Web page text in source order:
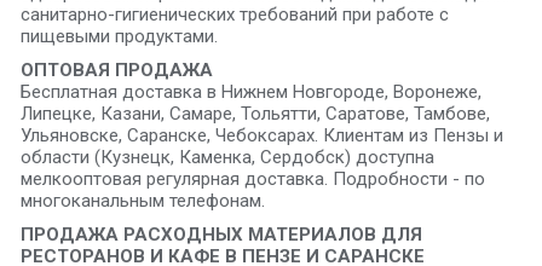
санитарно-гигиенических требований при работе с
пищевыми продуктами.
ОПТОВАЯ ПРОДАЖА
Бесплатная доставка в Нижнем Новгороде, Воронеже,
Липецке, Казани, Самаре, Тольятти, Саратове, Тамбове,
Ульяновске, Саранске, Чебоксарах. Клиентам из Пензы и
области (Кузнецк, Каменка, Сердобск) доступна
мелкооптовая регулярная доставка. Подробности - по
многоканальным телефонам.
ПРОДАЖА РАСХОДНЫХ МАТЕРИАЛОВ ДЛЯ
РЕСТОРАНОВ И КАФЕ В ПЕНЗЕ И САРАНСКЕ